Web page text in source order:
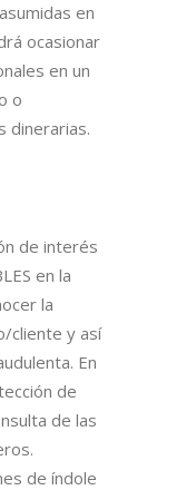
en
ocasionar
en un
o
dinerarias.
de interés
en la
la
cliente y así
En
de
de las
de índole